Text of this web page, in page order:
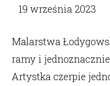
19 września 2023
Malarstwa
ramy i
Artystka czerpie